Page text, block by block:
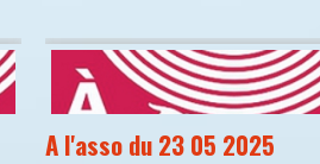
A l'asso du 23 05 2025